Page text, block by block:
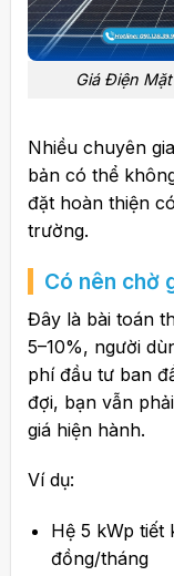
Giá Điện
Nhiều chuyên
bản có thể
đặt hoàn thiện
trường.
Có nên chờ
Đây là bài toán
5–10%, người
phí đầu tư ban
đợi, bạn vẫn
giá hiện hành.
Ví dụ:
Hệ 5 kWp tiết
đồng/tháng